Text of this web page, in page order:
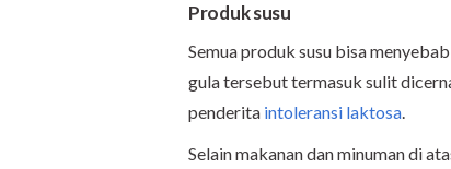
Produk susu
Semua produk susu bisa
gula tersebut termasuk sulit
penderita intoleransi laktosa.
Selain makanan dan minuman di